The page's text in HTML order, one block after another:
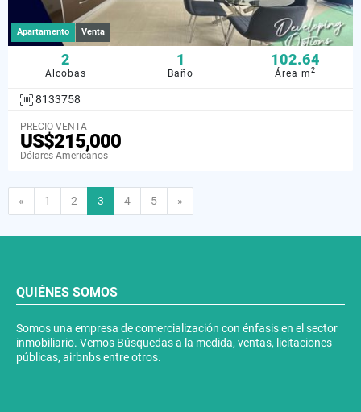
Apartamento Venta
2
Alcobas
1
Baño
102.64
Área m2
8133758
PRECIO VENTA
US$215,000
Dólares Americanos
« Anterior
1 2 3 4 5 »
QUIÉNES SOMOS
Somos una empresa de comercialización con énfasis en el sector
inmobiliario. Vemos Búsquedas a la medida, ventas, licitaciones
públicas, airbnbs entre otros.